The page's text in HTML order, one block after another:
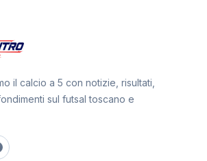
il calcio a 5 con notizie, risultati,
sul futsal toscano e